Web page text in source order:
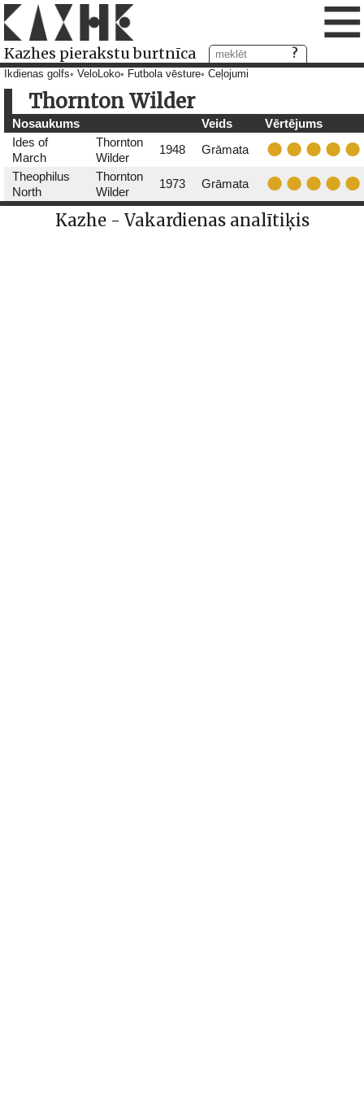
Kazhes pierakstu burtnīca ≡
Ikdienas golfs VeloLoko Futbola vēsture Ceļojumi
Thornton Wilder
Nosaukums Veids
Vērtējums
Ides of
March
Thornton
Wilder
1948
Grāmata
Theophilus
North
Thornton
Wilder
1973 Grāmata
Kazhe - Vakardienas analītiķis